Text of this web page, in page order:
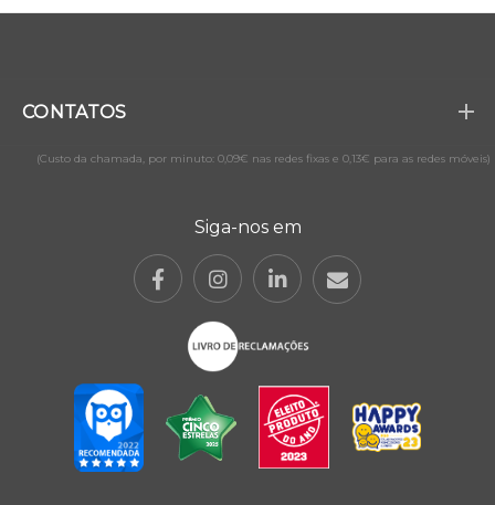
CONTATOS
(Custo da chamada, por minuto: 0,09€ nas redes fixas e 0,13€ para as redes móveis)
Siga-nos em